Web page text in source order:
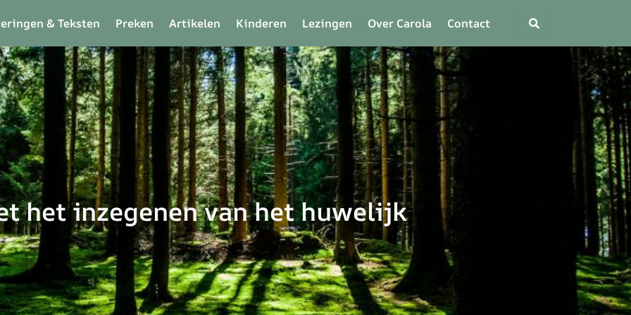
& Teksten Preken Artikelen Kinderen Lezingen Over Carola Contact
het inzegenen van het huwelijk